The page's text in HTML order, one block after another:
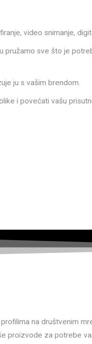
video snimanje,
sve što je
ju s vašim brendom.
i povećati vašu
na društvenim
proizvode za potrebe